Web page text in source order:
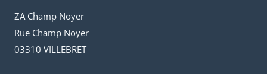
ZA Champ Noyer
Rue Champ Noyer
03310 VILLEBRET